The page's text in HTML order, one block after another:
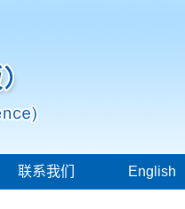
联系我们 English